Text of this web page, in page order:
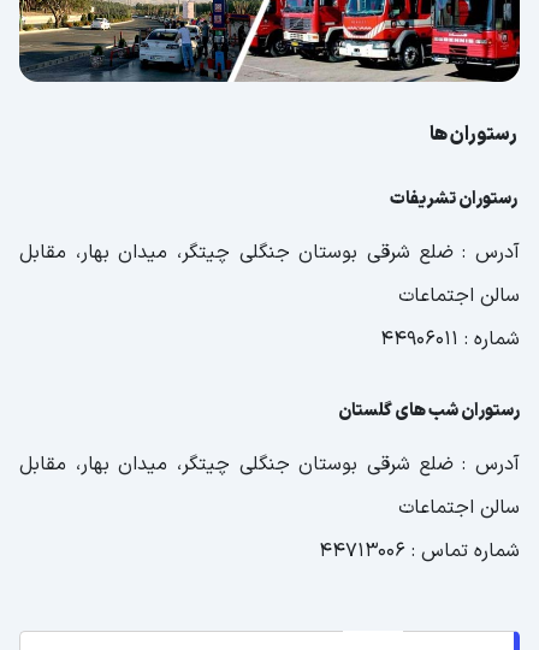
رستوران ها
رستوران تشریفات
آدرس : ضلع شرقی بوستان جنگلی چیتگر، میدان بهار، مقابل
سالن اجتماعات
شماره : 44906011
رستوران شب های گلستان
آدرس : ضلع شرقی بوستان جنگلی چیتگر، میدان بهار، مقابل
سالن اجتماعات
شماره تماس : 44713006